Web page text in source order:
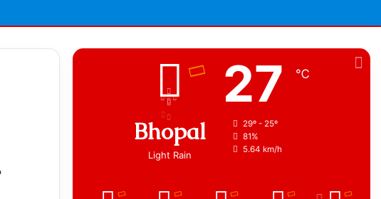
Bhopal
Light Rain
27 ℃
29º - 25º
81%
5.64 km/h